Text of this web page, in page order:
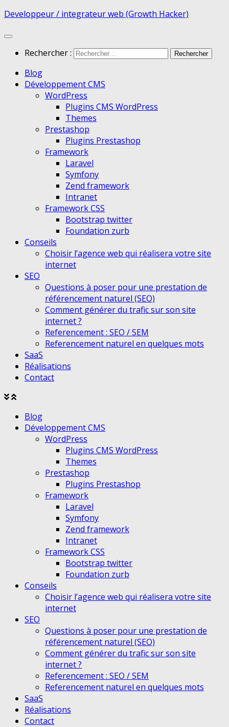
Developpeur / integrateur web (Growth Hacker)
Rechercher :
Blog
Développement CMS
WordPress
Plugins CMS WordPress
Themes
Prestashop
Plugins Prestashop
Framework
Laravel
Symfony
Zend framework
Intranet
Framework CSS
Bootstrap twitter
Foundation zurb
Conseils
Choisir l’agence web qui réalisera votre site
internet
SEO
Questions à poser pour une prestation de
référencement naturel (SEO)
Comment générer du trafic sur son site
internet ?
Referencement : SEO / SEM
Referencement naturel en quelques mots
SaaS
Réalisations
Contact
Agrandir
menu
Réduire
menu
Blog
Développement CMS
WordPress
Plugins CMS WordPress
Themes
Prestashop
Plugins Prestashop
Framework
Laravel
Symfony
Zend framework
Intranet
Framework CSS
Bootstrap twitter
Foundation zurb
Conseils
Choisir l’agence web qui réalisera votre site
internet
SEO
Questions à poser pour une prestation de
référencement naturel (SEO)
Comment générer du trafic sur son site
internet ?
Referencement : SEO / SEM
Referencement naturel en quelques mots
SaaS
Réalisations
Contact